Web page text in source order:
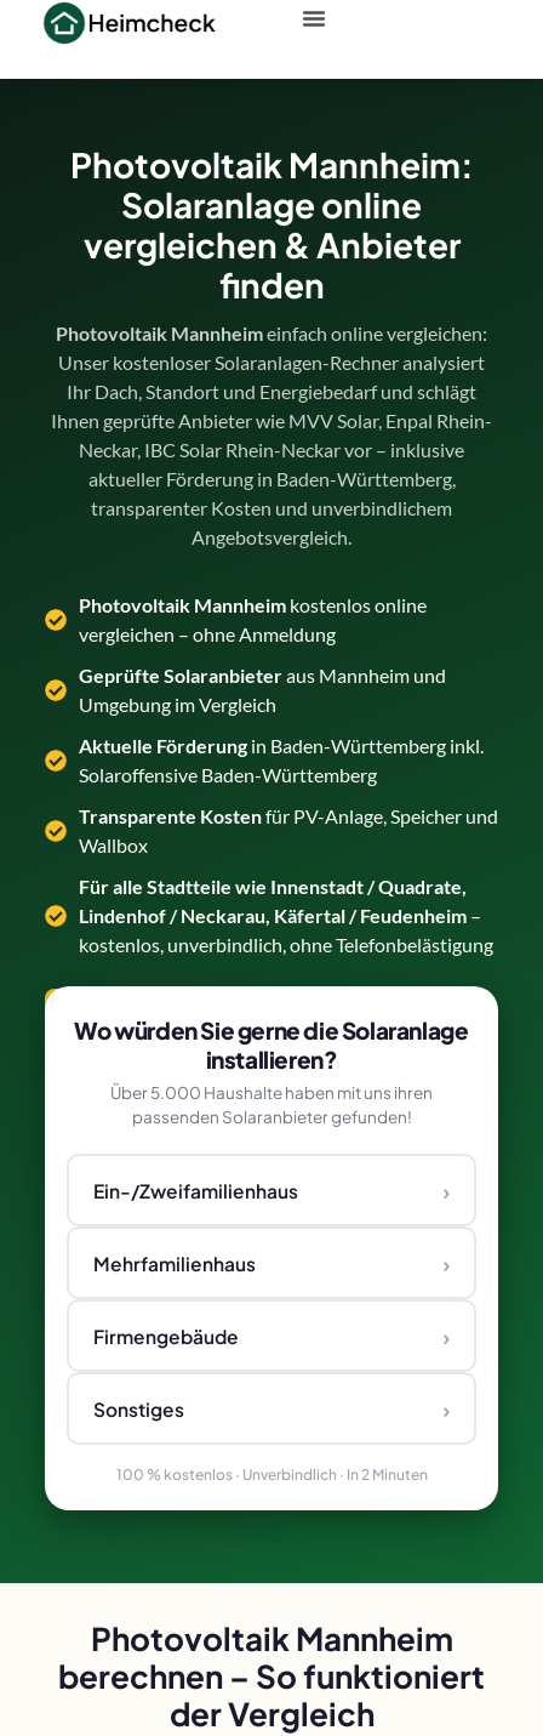
Photovoltaik Mannheim:
Solaranlage online
vergleichen & Anbieter
finden
Photovoltaik Mannheimeinfach online vergleichen:
Unser kostenloser Solaranlagen-Rechner analysiert
Ihr Dach, Standort und Energiebedarf und schlägt
Ihnen geprüfte Anbieter wie MVV Solar, Enpal Rhein-
Neckar, IBC Solar Rhein-Neckar vor – inklusive
aktueller Förderung in Baden-Württemberg,
transparenter Kosten und unverbindlichem
Angebotsvergleich.
Photovoltaik Mannheimkostenlos online
vergleichen – ohne Anmeldung
Geprüfte Solaranbieteraus Mannheim und
Umgebung im Vergleich
Aktuelle Förderungin Baden-Württemberg inkl.
Solaroffensive Baden-Württemberg
Transparente Kostenfür PV-Anlage, Speicher und
Wallbox
Für alle Stadtteile wie Innenstadt / Quadrate,
Lindenhof / Neckarau, Käfertal / Feudenheim–
kostenlos, unverbindlich, ohne Telefonbelästigung
Wo würden Sie gerne die Solaranlage
installieren?
Über 5.000 Haushalte haben mit uns ihren
passenden Solaranbieter gefunden!
Ein-/Zweifamilienhaus ›
Mehrfamilienhaus ›
Firmengebäude ›
Sonstiges ›
100 % kostenlos · Unverbindlich · In 2 Minuten
Photovoltaik Mannheim
berechnen – So funktioniert
der Vergleich